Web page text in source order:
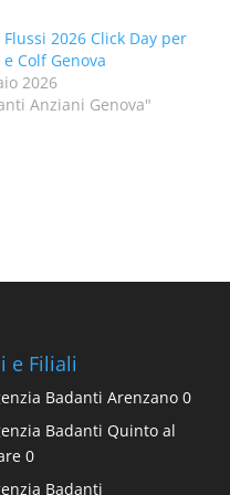
2026 Click Day per
Colf Genova
2026
Anziani Genova"
e Filiali
Badanti Arenzano0
Badanti Quinto al
0
Badanti